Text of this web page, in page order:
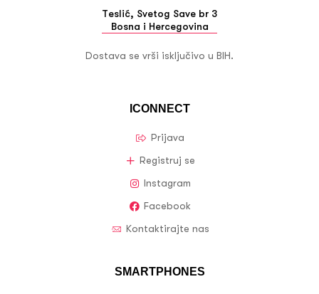
ICONNECT
Prijava
Registruj se
Instagram
Facebook
Kontaktirajte nas
SMARTPHONES
Teslić, Svetog Save br 3
Bosna i Hercegovina
Dostava se vrši isključivo u BIH.